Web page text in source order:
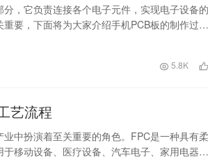
，它负责连接各个电子元件，实现电子设备的
要，下面将为大家介绍手机PCB板的制作过
5.8K
艺流程
中扮演着至关重要的角色。FPC是一种具有柔
移动设备、医疗设备、汽车电子、家用电器等